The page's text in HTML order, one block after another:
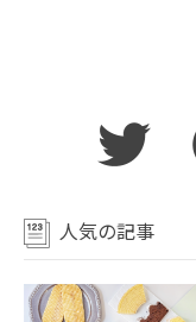
人気の記事